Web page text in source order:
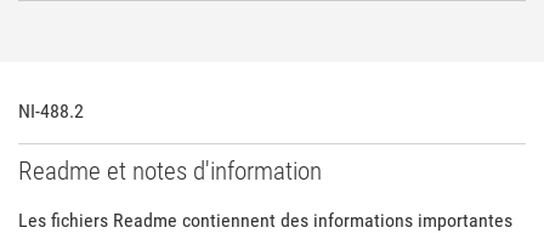
NI-488.2
Readme et notes d'information
Les fichiers Readme contiennent des informations importantes